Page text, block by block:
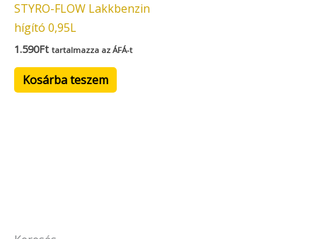
STYRO-FLOW Lakkbenzin
hígító 0,95L
1.590Ft tartalmazza az ÁFÁ-t
Kosárba teszem